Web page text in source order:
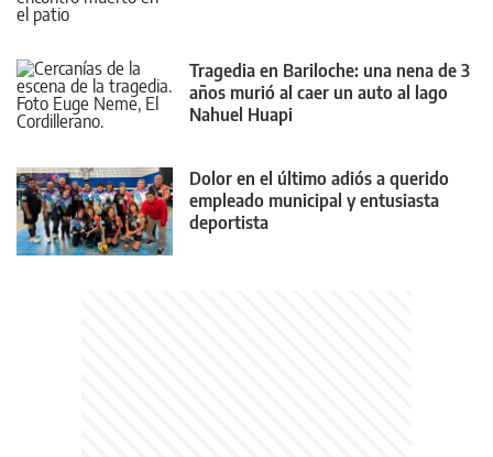
Tragedia en Bariloche: una nena de 3
años murió al caer un auto al lago
Nahuel Huapi
Dolor en el último adiós a querido
empleado municipal y entusiasta
deportista